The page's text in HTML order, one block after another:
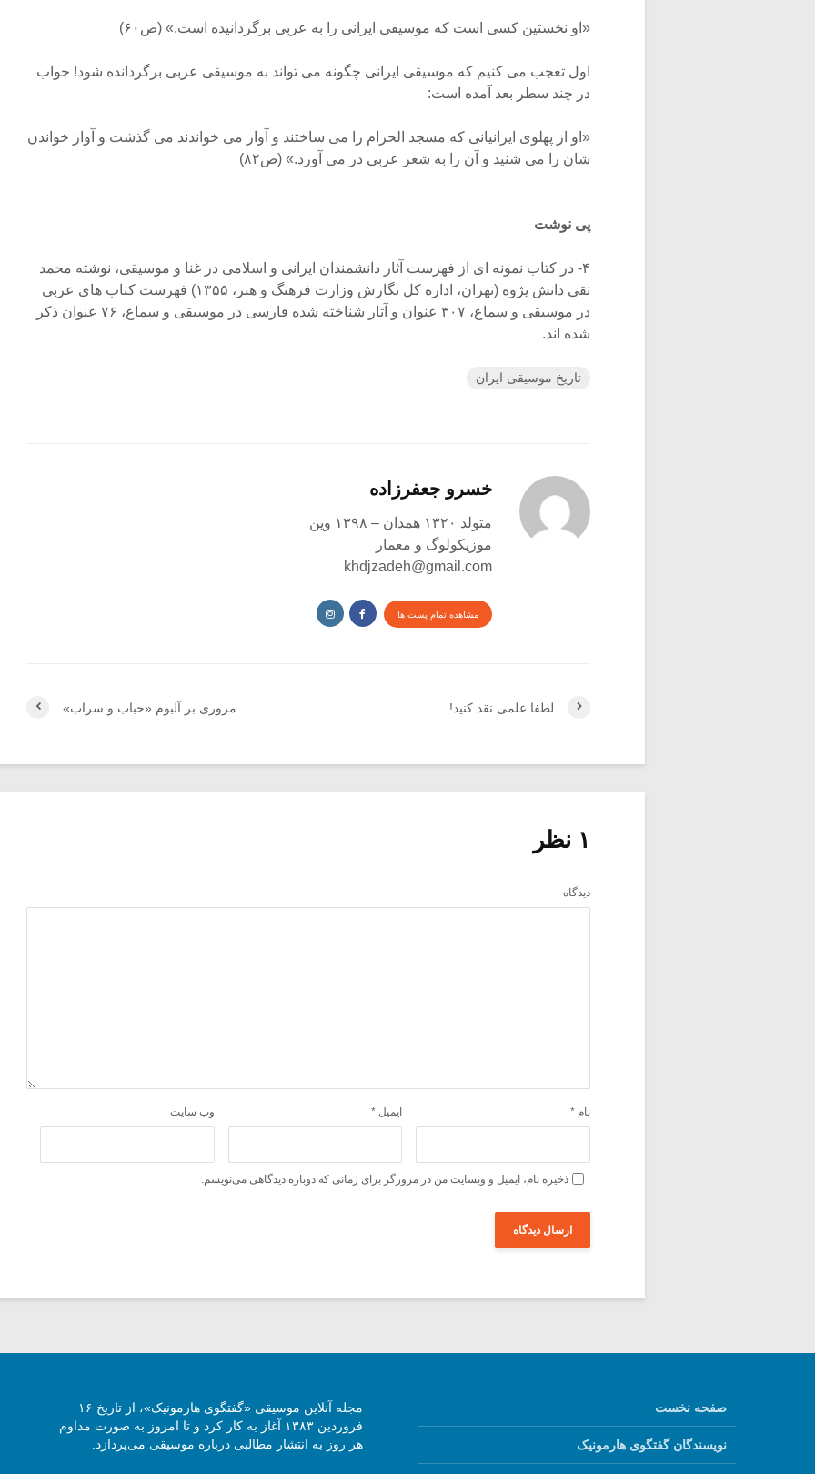
«او نخستین کسی است که موسیقی ایرانی را به عربی برگردانیده است.» (ص۶۰)
اول تعجب می کنیم که موسیقی ایرانی چگونه می تواند به موسیقی عربی برگردانده شود! جواب
در چند سطر بعد آمده است:
«او از پهلوی ایرانیانی که مسجد الحرام را می ساختند و آواز می خواندند می گذشت و آواز خواندن
شان را می شنید و آن را به شعر عربی در می آورد.» (ص۸۲)
پی نوشت
۴- در کتاب نمونه ای از فهرست آثار دانشمندان ایرانی و اسلامی در غنا و موسیقی، نوشته محمد
تقی دانش پژوه (تهران، اداره کل نگارش وزارت فرهنگ و هنر، ۱۳۵۵) فهرست کتاب های عربی
در موسیقی و سماع، ۳۰۷ عنوان و آثار شناخته شده فارسی در موسیقی و سماع، ۷۶ عنوان ذکر
شده اند.
تاریخ موسیقی ایران
خسرو جعفرزاده
متولد ۱۳۲۰ همدان – ۱۳۹۸ وین
موزیکولوگ و معمار
khdjzadeh@gmail.com
مشاهده تمام پست ها
مروری بر آلبوم «حباب و سراب» لطفا علمی نقد کنید!
۱ نظر
دیدگاه
نام * ایمیل * وب‌ سایت
ذخیره نام، ایمیل و وبسایت من در مرورگر برای زمانی که دوباره دیدگاهی می‌نویسم.
صفحه نخست
نویسندگان گفتگوی هارمونیک
مجله آنلاین موسیقی «گفتگوی هارمونیک»، از تاریخ ۱۶
فروردین ۱۳۸۳ آغاز به کار کرد و تا امروز به صورت مداوم
هر روز به انتشار مطالبی درباره موسیقی می‌پردازد.